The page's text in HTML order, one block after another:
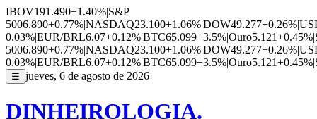
IBOV191.490+1.40%|S&P
5006.890+0.77%|NASDAQ23.100+1.06%|DOW49.277+0.26%|
0.03%|EUR/BRL6.07+0.12%|BTC65.099+3.5%|Ouro5.121+0.45%|
5006.890+0.77%|NASDAQ23.100+1.06%|DOW49.277+0.26%|
0.03%|EUR/BRL6.07+0.12%|BTC65.099+3.5%|Ouro5.121+0.45%|
☰ jueves, 6 de agosto de 2026
DINHEIROLOGIA.